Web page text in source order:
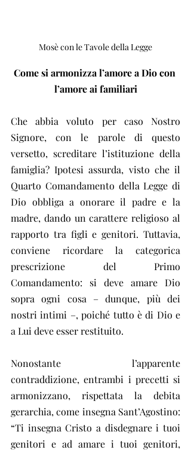
Mosè con le Tavole della Legge
Come si armonizza l’amore a Dio con
l’amore ai familiari
Che abbia voluto per caso Nostro
Signore, con le parole di questo
versetto, screditare l’istituzione della
famiglia? Ipotesi assurda, visto che il
Quarto Comandamento della Legge di
Dio obbliga a onorare il padre e la
madre, dando un carattere religioso al
rapporto tra figli e genitori. Tuttavia,
conviene ricordare la categorica
prescrizione del Primo
Comandamento: si deve amare Dio
sopra ogni cosa – dunque, più dei
nostri intimi –, poiché tutto è di Dio e
a Lui deve esser restituito.
Nonostante l’apparente
contraddizione, entrambi i precetti si
armonizzano, rispettata la debita
gerarchia, come insegna Sant’Agostino:
“Ti insegna Cristo a disdegnare i tuoi
genitori e ad amare i tuoi genitori,